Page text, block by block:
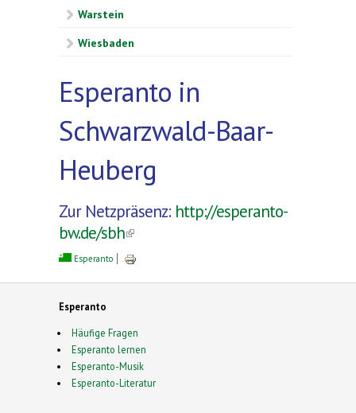
Warstein
Wiesbaden
Esperanto in
Schwarzwald-Baar-
Heuberg
Zur Netzpräsenz: http://esperanto-
bw.de/sbh(link is external)
Esperanto
Esperanto
Häufige Fragen
Esperanto lernen
Esperanto-Musik
Esperanto-Literatur